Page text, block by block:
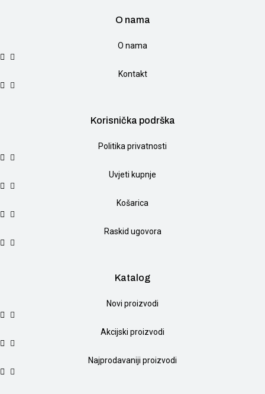
O nama
O nama
Kontakt
Korisnička podrška
Politika privatnosti
Uvjeti kupnje
Košarica
Raskid ugovora
Katalog
Novi proizvodi
Akcijski proizvodi
Najprodavaniji proizvodi